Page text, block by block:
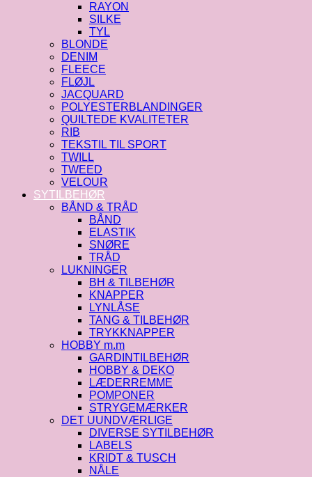
RAYON
SILKE
TYL
BLONDE
DENIM
FLEECE
FLØJL
JACQUARD
POLYESTERBLANDINGER
QUILTEDE KVALITETER
RIB
TEKSTIL TIL SPORT
TWILL
TWEED
VELOUR
SYTILBEHØR
BÅND & TRÅD
BÅND
ELASTIK
SNØRE
TRÅD
LUKNINGER
BH & TILBEHØR
KNAPPER
LYNLÅSE
TANG & TILBEHØR
TRYKKNAPPER
HOBBY m.m
GARDINTILBEHØR
HOBBY & DEKO
LÆDERREMME
POMPONER
STRYGEMÆRKER
DET UUNDVÆRLIGE
DIVERSE SYTILBEHØR
LABELS
KRIDT & TUSCH
NÅLE